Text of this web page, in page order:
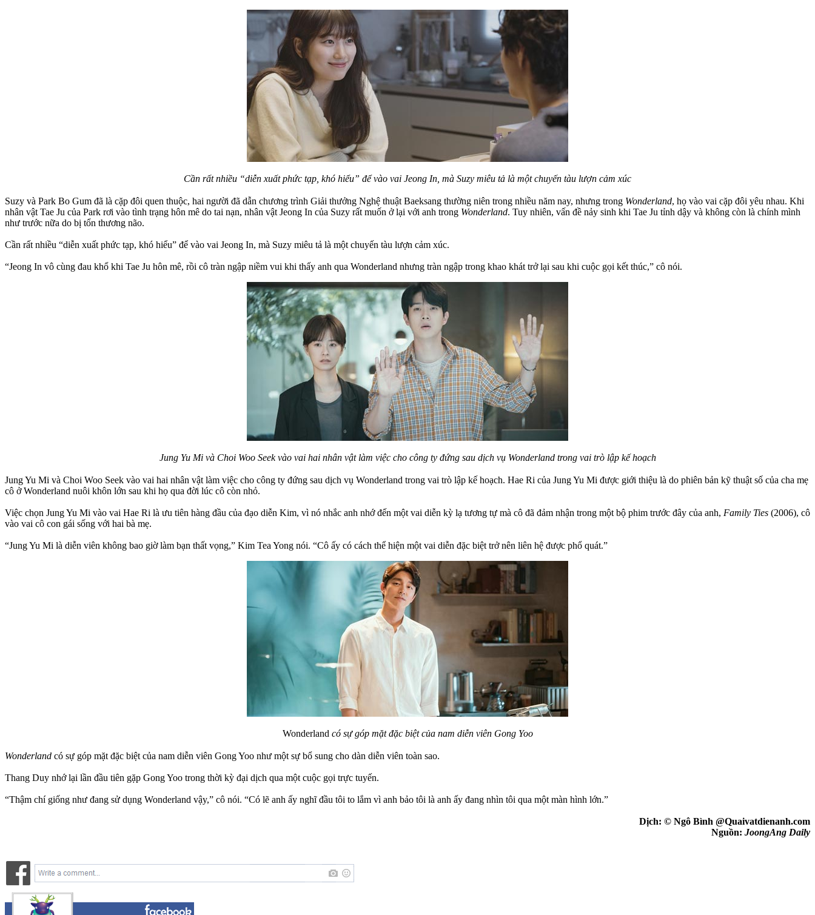
Cần rất nhiều “diễn xuất phức tạp, khó hiểu” để vào vai Jeong In, mà Suzy miêu tả là một chuyến tàu lượn cảm xúc
Suzy và Park Bo Gum đã là cặp đôi quen thuộc, hai người đã dẫn chương trình Giải thưởng Nghệ thuật Baeksang thường niên trong nhiều năm nay, nhưng trong Wonderland, họ vào vai cặp đôi yêu nhau. Khi
nhân vật Tae Ju của Park rơi vào tình trạng hôn mê do tai nạn, nhân vật Jeong In của Suzy rất muốn ở lại với anh trong Wonderland. Tuy nhiên, vấn đề nảy sinh khi Tae Ju tỉnh dậy và không còn là chính mình
như trước nữa do bị tổn thương não.
Cần rất nhiều “diễn xuất phức tạp, khó hiểu” để vào vai Jeong In, mà Suzy miêu tả là một chuyến tàu lượn cảm xúc.
“Jeong In vô cùng đau khổ khi Tae Ju hôn mê, rồi cô tràn ngập niềm vui khi thấy anh qua Wonderland nhưng tràn ngập trong khao khát trở lại sau khi cuộc gọi kết thúc,” cô nói.
Jung Yu Mi và Choi Woo Seek vào vai hai nhân vật làm việc cho công ty đứng sau dịch vụ Wonderland trong vai trò lập kế hoạch
Jung Yu Mi và Choi Woo Seek vào vai hai nhân vật làm việc cho công ty đứng sau dịch vụ Wonderland trong vai trò lập kế hoạch. Hae Ri của Jung Yu Mi được giới thiệu là do phiên bản kỹ thuật số của cha mẹ
cô ở Wonderland nuôi khôn lớn sau khi họ qua đời lúc cô còn nhỏ.
Việc chọn Jung Yu Mi vào vai Hae Ri là ưu tiên hàng đầu của đạo diễn Kim, vì nó nhắc anh nhớ đến một vai diễn kỳ lạ tương tự mà cô đã đảm nhận trong một bộ phim trước đây của anh, Family Ties (2006), cô
vào vai cô con gái sống với hai bà mẹ.
“Jung Yu Mi là diễn viên không bao giờ làm bạn thất vọng,” Kim Tea Yong nói. “Cô ấy có cách thể hiện một vai diễn đặc biệt trở nên liên hệ được phổ quát.”
Wonderland có sự góp mặt đặc biệt của nam diễn viên Gong Yoo
Wonderland có sự góp mặt đặc biệt của nam diễn viên Gong Yoo như một sự bổ sung cho dàn diễn viên toàn sao.
Thang Duy nhớ lại lần đầu tiên gặp Gong Yoo trong thời kỳ đại dịch qua một cuộc gọi trực tuyến.
“Thậm chí giống như đang sử dụng Wonderland vậy,” cô nói. “Có lẽ anh ấy nghĩ đầu tôi to lắm vì anh bảo tôi là anh ấy đang nhìn tôi qua một màn hình lớn.”
Dịch: © Ngô Bình @Quaivatdienanh.com
Nguồn: JoongAng Daily